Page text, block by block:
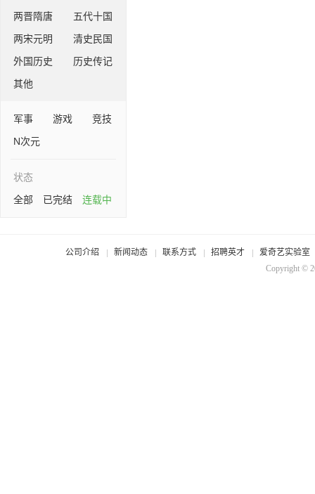
两晋隋唐
五代十国
两宋元明
清史民国
外国历史
历史传记
其他
军事 游戏
竞技
N次元
状态
全部
已完结 连载中
公司介绍 新闻动态 联系方式 招聘英才
爱奇艺实验室
Copyright ©